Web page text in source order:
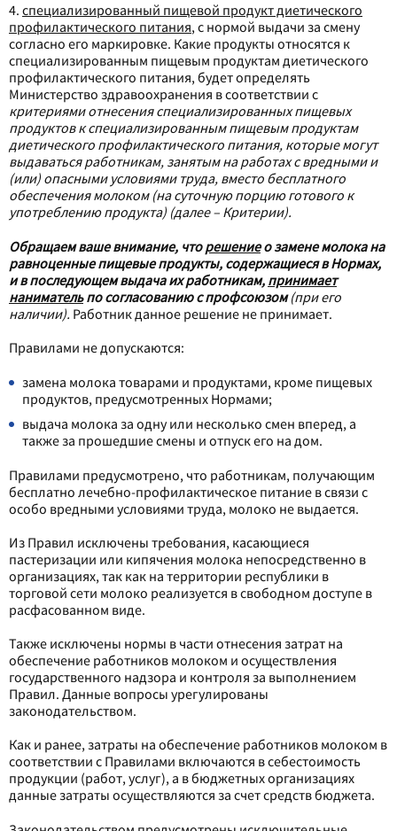
4. специализированный пищевой продукт диетического
профилактического питания, с нормой выдачи за смену
согласно его маркировке. Какие продукты относятся к
специализированным пищевым продуктам диетического
профилактического питания, будет определять
Министерство здравоохранения в соответствии с
критериями отнесения специализированных пищевых
продуктов к специализированным пищевым продуктам
диетического профилактического питания, которые могут
выдаваться работникам, занятым на работах с вредными и
(или) опасными условиями труда, вместо бесплатного
обеспечения молоком (на суточную порцию готового к
употреблению продукта) (далее – Критерии).
Обращаем ваше внимание, чторешениео замене молока на
равноценные пищевые продукты, содержащиеся в Нормах,
и в последующем выдача их работникам, принимает
нанимательпо согласованию с профсоюзом(при его
наличии). Работник данное решение не принимает.
Правилами не допускаются:
замена молока товарами и продуктами, кроме пищевых
продуктов, предусмотренных Нормами;
выдача молока за одну или несколько смен вперед, а
также за прошедшие смены и отпуск его на дом.
Правилами предусмотрено, что работникам, получающим
бесплатно лечебно-профилактическое питание в связи с
особо вредными условиями труда, молоко не выдается.
Из Правил исключены требования, касающиеся
пастеризации или кипячения молока непосредственно в
организациях, так как на территории республики в
торговой сети молоко реализуется в свободном доступе в
расфасованном виде.
Также исключены нормы в части отнесения затрат на
обеспечение работников молоком и осуществления
государственного надзора и контроля за выполнением
Правил. Данные вопросы урегулированы
законодательством.
Как и ранее, затраты на обеспечение работников молоком в
соответствии с Правилами включаются в себестоимость
продукции (работ, услуг), а в бюджетных организациях
данные затраты осуществляются за счет средств бюджета.